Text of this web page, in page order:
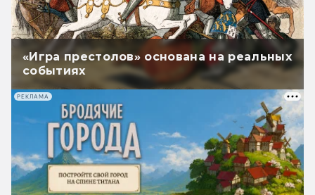
«Игра престолов» основана на реальных
событиях
РЕКЛАМА